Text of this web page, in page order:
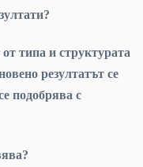
типа и структурата
резултатът се
подобрява с